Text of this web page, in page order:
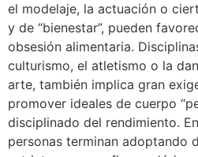
el modelaje, la actuación o
y de “bienestar”, pueden
obsesión alimentaria.
culturismo, el atletismo o la
arte, también implica gran
promover ideales de cuerpo
disciplinado del rendimiento.
personas terminan adoptando